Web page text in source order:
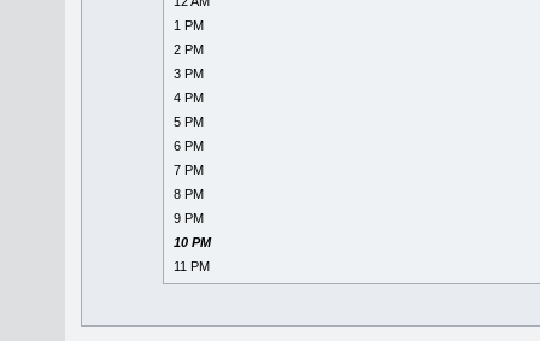
1 PM
2 PM
3 PM
4 PM
5 PM
6 PM
7 PM
8 PM
9 PM
10 PM
11 PM